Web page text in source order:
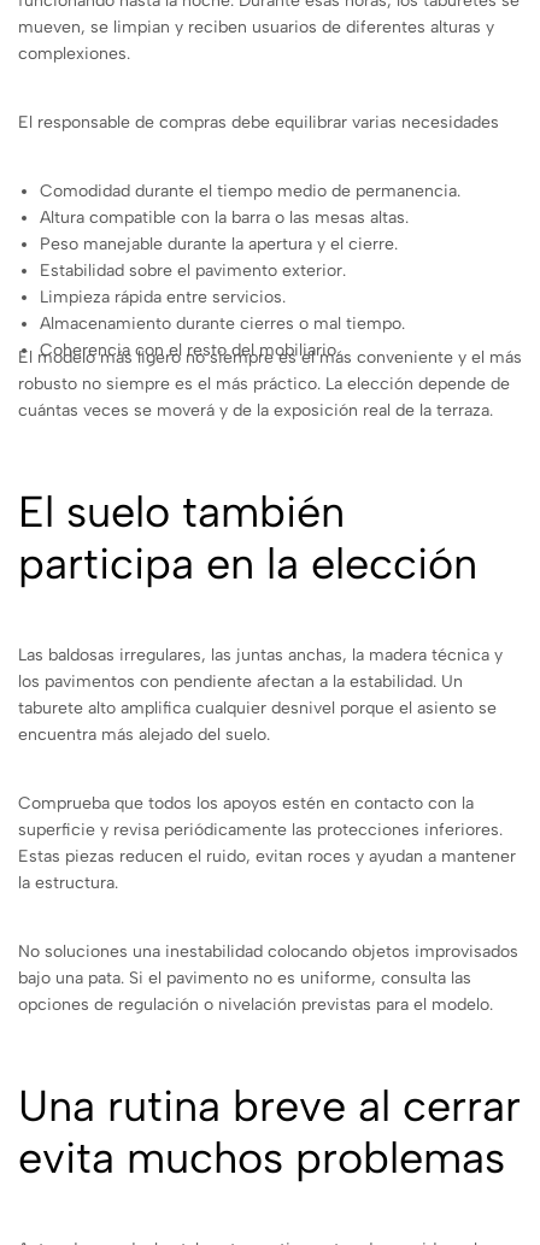
mueven, se limpian y reciben usuarios de diferentes alturas y
complexiones.
El responsable de compras debe equilibrar varias necesidades
Comodidad durante el tiempo medio de permanencia.
Altura compatible con la barra o las mesas altas.
Peso manejable durante la apertura y el cierre.
Estabilidad sobre el pavimento exterior.
Limpieza rápida entre servicios.
Almacenamiento durante cierres o mal tiempo.
Coherencia con el resto del mobiliario.
El modelo más ligero no siempre es el más conveniente y el más
robusto no siempre es el más práctico. La elección depende de
cuántas veces se moverá y de la exposición real de la terraza.
El suelo también
participa en la elección
Las baldosas irregulares, las juntas anchas, la madera técnica y
los pavimentos con pendiente afectan a la estabilidad. Un
taburete alto amplifica cualquier desnivel porque el asiento se
encuentra más alejado del suelo.
Comprueba que todos los apoyos estén en contacto con la
superficie y revisa periódicamente las protecciones inferiores.
Estas piezas reducen el ruido, evitan roces y ayudan a mantener
la estructura.
No soluciones una inestabilidad colocando objetos improvisados
bajo una pata. Si el pavimento no es uniforme, consulta las
opciones de regulación o nivelación previstas para el modelo.
Una rutina breve al cerrar
evita muchos problemas